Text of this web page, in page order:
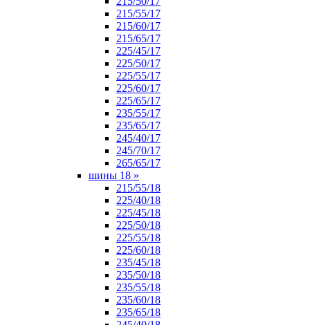
215/55/17
215/60/17
215/65/17
225/45/17
225/50/17
225/55/17
225/60/17
225/65/17
235/55/17
235/65/17
245/40/17
245/70/17
265/65/17
шины 18 »
215/55/18
225/40/18
225/45/18
225/50/18
225/55/18
225/60/18
235/45/18
235/50/18
235/55/18
235/60/18
235/65/18